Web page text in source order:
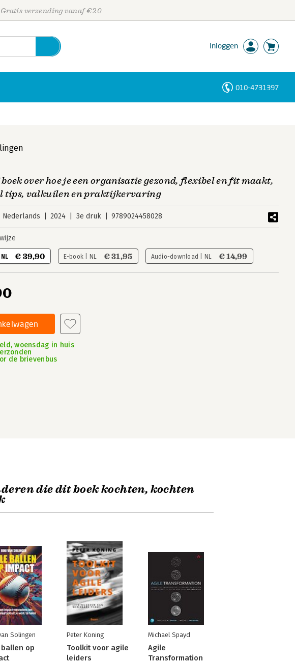
Gratis verzending vanaf €20
Inloggen
010-4731397
over hoe je een organisatie gezond, flexibel en fit maakt,
tips, valkuilen en praktijkervaring
Nederlands 2024 3e druk 9789024458028
€ 39,90 E-book | NL € 31,95 Audio-download | NL € 14,99
woensdag in huis
de brievenbus
die dit boek kochten, kochten
Solingen
op
Peter Koning
Toolkit voor agile
leiders
Michael Spayd
Agile
Transformation
Personen